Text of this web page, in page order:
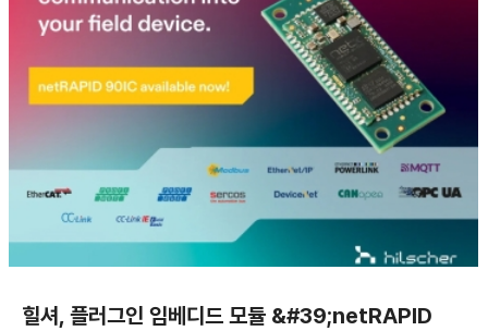
힐셔, 플러그인 임베디드 모듈 &#39;netRAPID